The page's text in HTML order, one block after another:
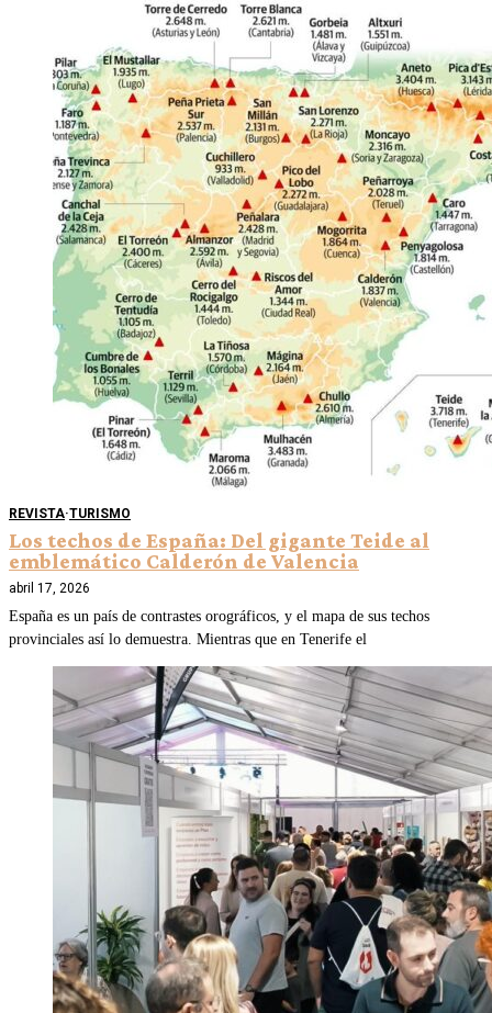
REVISTA·TURISMO
Los techos de España: Del gigante Teide al
emblemático Calderón de Valencia
abril 17, 2026
España es un país de contrastes orográficos, y el mapa de sus techos
provinciales así lo demuestra. Mientras que en Tenerife el